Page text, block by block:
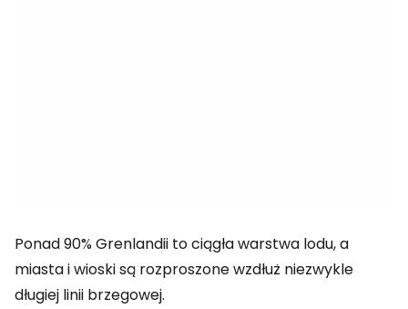
Ponad 90% Grenlandii to ciągła warstwa lodu, a
miasta i wioski są rozproszone wzdłuż niezwykle
długiej linii brzegowej.